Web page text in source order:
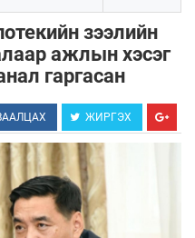
зээлийн
ажлын хэсэг
гаргасан
ЖИРГЭХ